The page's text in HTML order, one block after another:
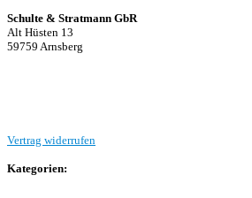
Schulte & Stratmann GbR
Alt Hüsten 13
59759 Arnsberg
Vertrag widerrufen
Kategorien: